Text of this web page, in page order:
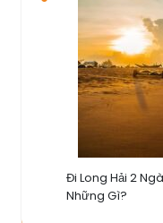
Đi Long Hải 2
Những Gì?